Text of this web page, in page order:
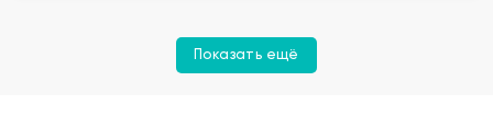
Показать ещё